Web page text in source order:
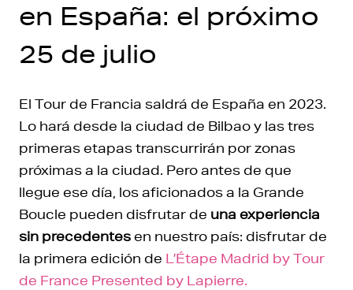
en España: el próximo
25 de julio
El Tour de Francia saldrá de España en 2023.
Lo hará desde la ciudad de Bilbao y las tres
primeras etapas transcurrirán por zonas
próximas a la ciudad. Pero antes de que
llegue ese día, los aficionados a la Grande
Boucle pueden disfrutar de una experiencia
sin precedentesen nuestro país: disfrutar de
la primera edición de L’Étape Madrid by Tour
de France Presented by Lapierre.